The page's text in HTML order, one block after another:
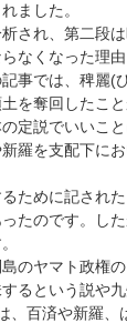
ました。
され、第二段
なくなった理
事では、稗麗(
を奪回したこ
定説でいいこと
羅を支配下に
ために記され
たのです。し
のヤマト政権
るという説や
、百済や新羅